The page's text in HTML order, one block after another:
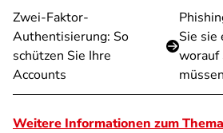
Zwei-Faktor-
Authentisierung: So
schützen Sie Ihre
Accounts
Sie sie
worauf
müssen
Weitere Informationen zum